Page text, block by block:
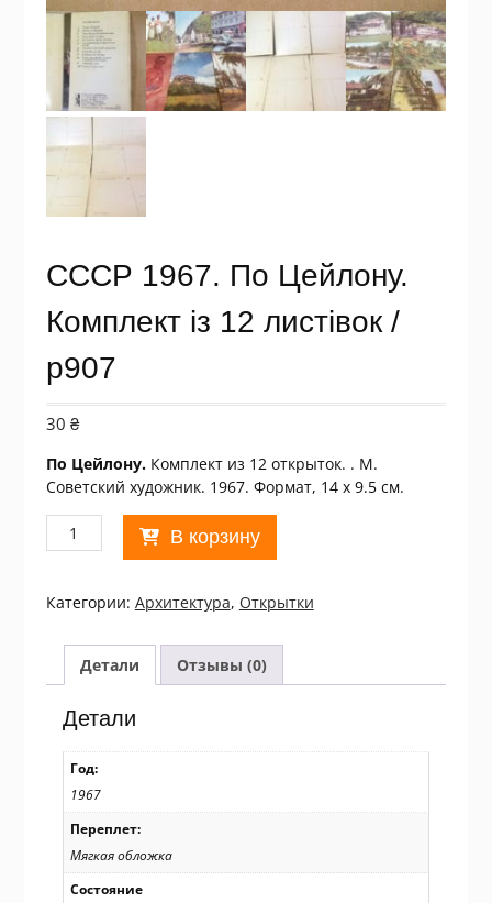
СССР 1967. По Цейлону.
Комплект із 12 листівок /
р907
30 ₴
По Цейлону.Комплект из 12 открыток. . М.
Советский художник. 1967. Формат, 14 х 9.5 см.
Количество
товара
1967.
Цейлону.
Комплект
із
листівок
р907
В корзину
Категории: Архитектура, Открытки
Детали Отзывы (0)
Детали
Год:
1967
Переплет:
Мягкая обложка
Состояние